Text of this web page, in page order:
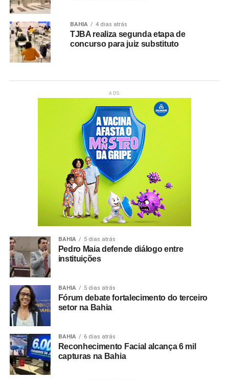
BAHIA 4 dias atrás
TJBA realiza segunda etapa de
concurso para juiz substituto
ADS
BAHIA 5 dias atrás
Pedro Maia defende diálogo entre
instituições
BAHIA 5 dias atrás
Fórum debate fortalecimento do terceiro
setor na Bahia
BAHIA 6 dias atrás
Reconhecimento Facial alcança 6 mil
capturas na Bahia